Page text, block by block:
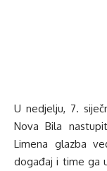
U nedjelju, 7.
Nova Bila
Limena glazba
događaj i time ga